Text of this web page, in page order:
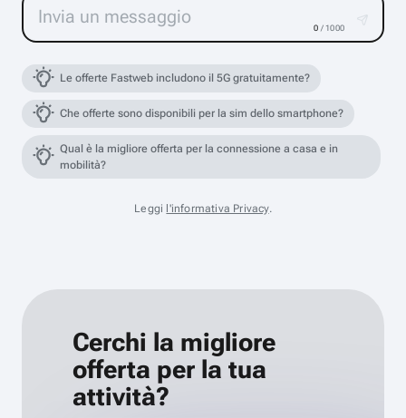
0 / 1000
Le offerte Fastweb includono il 5G gratuitamente?
Che offerte sono disponibili per la sim dello smartphone?
Qual è la migliore offerta per la connessione a casa e in
mobilità?
Leggi l'informativa Privacy.
Cerchi la migliore
offerta per la tua
attività?